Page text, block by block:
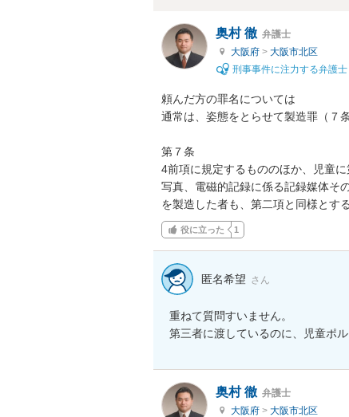
奥村 徹 弁護士
大阪府 > 大阪市北区
刑事事件に注力する弁護士
頼んだ方の罪名については
通常は、姿態をとらせて製造罪（７
第７条
4前項に規定するもののほか、児童
写真、電磁的記録に係る記録媒体そ
を製造した者も、第二項と同様とする
役に立った 1
匿名希望 さん
重ねて質問すいません。
第三者に渡しているのに、児童ポ
奥村 徹 弁護士
大阪府 > 大阪市北区